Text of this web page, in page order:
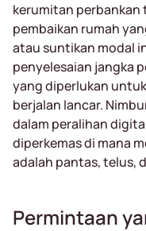
kerumitan perbankan
pembaikan rumah
atau suntikan modal
penyelesaian jangka
yang diperlukan
berjalan lancar.
dalam peralihan
diperkemas di mana
adalah pantas, telus,
Permintaan